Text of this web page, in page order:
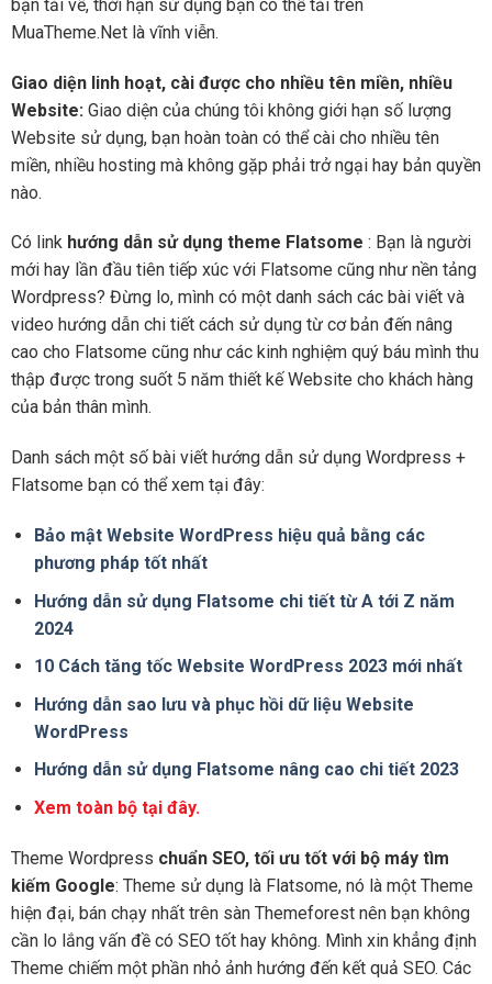
bạn tải về, thời hạn sử dụng bạn có thể tải trên
MuaTheme.Net là vĩnh viễn.
Giao diện linh hoạt, cài được cho nhiều tên miền, nhiều
Website: Giao diện của chúng tôi không giới hạn số lượng
Website sử dụng, bạn hoàn toàn có thể cài cho nhiều tên
miền, nhiều hosting mà không gặp phải trở ngại hay bản quyền
nào.
Có link hướng dẫn sử dụng theme Flatsome : Bạn là người
mới hay lần đầu tiên tiếp xúc với Flatsome cũng như nền tảng
Wordpress? Đừng lo, mình có một danh sách các bài viết và
video hướng dẫn chi tiết cách sử dụng từ cơ bản đến nâng
cao cho Flatsome cũng như các kinh nghiệm quý báu mình thu
thập được trong suốt 5 năm thiết kế Website cho khách hàng
của bản thân mình.
Danh sách một số bài viết hướng dẫn sử dụng Wordpress +
Flatsome bạn có thể xem tại đây:
Bảo mật Website WordPress hiệu quả bằng các
phương pháp tốt nhất
Hướng dẫn sử dụng Flatsome chi tiết từ A tới Z năm
2024
10 Cách tăng tốc Website WordPress 2023 mới nhất
Hướng dẫn sao lưu và phục hồi dữ liệu Website
WordPress
Hướng dẫn sử dụng Flatsome nâng cao chi tiết 2023
Xem toàn bộ tại đây.
Theme Wordpress chuẩn SEO, tối ưu tốt với bộ máy tìm
kiếm Google: Theme sử dụng là Flatsome, nó là một Theme
hiện đại, bán chạy nhất trên sàn Themeforest nên bạn không
cần lo lắng vấn đề có SEO tốt hay không. Mình xin khẳng định
Theme chiếm một phần nhỏ ảnh hướng đến kết quả SEO. Các